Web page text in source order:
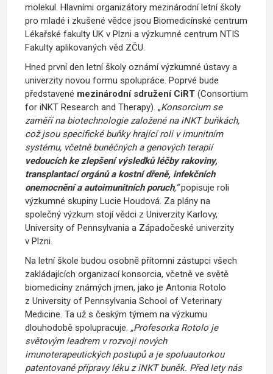
molekul. Hlavními organizátory mezinárodní letní školy
pro mladé i zkušené vědce jsou Biomedicínské centrum
Lékařské fakulty UK v Plzni a výzkumné centrum NTIS
Fakulty aplikovaných věd ZČU.
Hned první den letní školy oznámí výzkumné ústavy a
univerzity novou formu spolupráce. Poprvé bude
představené mezinárodní sdružení CiRT (Consortium
for iNKT Research and Therapy). „Konsorcium se
zaměří na biotechnologie založené na iNKT buňkách,
což jsou specifické buňky hrající roli v imunitním
systému, včetně buněčných a genových terapií
vedoucích ke zlepšení výsledků léčby rakoviny,
transplantací orgánů a kostní dřeně, infekčních
onemocnění a autoimunitních poruch,“popisuje roli
výzkumné skupiny Lucie Houdová. Za plány na
společný výzkum stojí vědci z Univerzity Karlovy,
University of Pennsylvania a Západočeské univerzity
v Plzni.
Na letní škole budou osobně přítomni zástupci všech
zakládajících organizací konsorcia, včetně ve světě
biomedicíny známých jmen, jako je Antonia Rotolo
z University of Pennsylvania School of Veterinary
Medicine. Ta už s českým týmem na výzkumu
dlouhodobě spolupracuje. „Profesorka Rotolo je
světovým leadrem v rozvoji nových
imunoterapeutických postupů a je spoluautorkou
patentované přípravy léku z iNKT buněk. Před lety nás